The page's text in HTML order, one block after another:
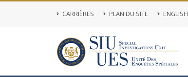
CARRIÈRES PLAN DU SITE ENGLISH